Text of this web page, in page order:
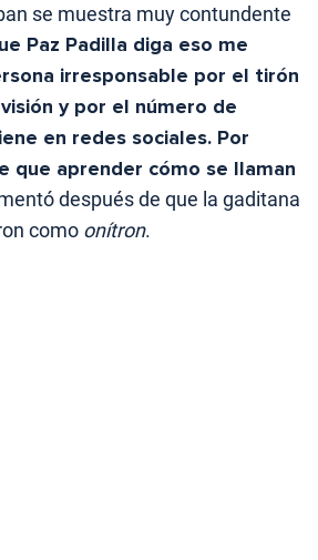
se muestra muy contundente
Paz Padilla diga eso me
irresponsable por el tirón
y por el número de
en redes sociales. Por
que aprender cómo se llaman
después de que la gaditana
como onítron.